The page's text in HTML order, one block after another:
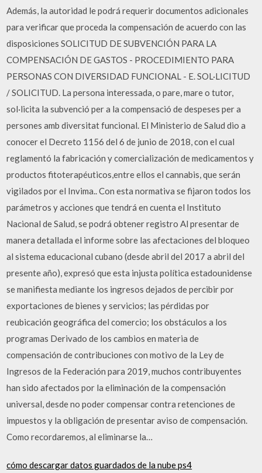
Además, la autoridad le podrá requerir documentos adicionales
para verificar que proceda la compensación de acuerdo con las
disposiciones SOLICITUD DE SUBVENCIÓN PARA LA
COMPENSACIÓN DE GASTOS - PROCEDIMIENTO PARA
PERSONAS CON DIVERSIDAD FUNCIONAL - E. SOL·LICITUD
/ SOLICITUD. La persona interessada, o pare, mare o tutor,
sol·licita la subvenció per a la compensació de despeses per a
persones amb diversitat funcional. El Ministerio de Salud dio a
conocer el Decreto 1156 del 6 de junio de 2018, con el cual
reglamentó la fabricación y comercialización de medicamentos y
productos fitoterapéuticos,entre ellos el cannabis, que serán
vigilados por el Invima.. Con esta normativa se fijaron todos los
parámetros y acciones que tendrá en cuenta el Instituto
Nacional de Salud, se podrá obtener registro Al presentar de
manera detallada el informe sobre las afectaciones del bloqueo
al sistema educacional cubano (desde abril del 2017 a abril del
presente año), expresó que esta injusta política estadounidense
se manifiesta mediante los ingresos dejados de percibir por
exportaciones de bienes y servicios; las pérdidas por
reubicación geográfica del comercio; los obstáculos a los
programas Derivado de los cambios en materia de
compensación de contribuciones con motivo de la Ley de
Ingresos de la Federación para 2019, muchos contribuyentes
han sido afectados por la eliminación de la compensación
universal, desde no poder compensar contra retenciones de
impuestos y la obligación de presentar aviso de compensación.
Como recordaremos, al eliminarse la…
cómo descargar datos guardados de la nube ps4